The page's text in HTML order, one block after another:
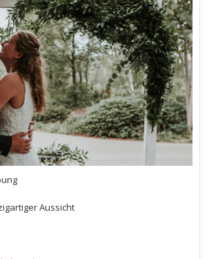
Aussicht